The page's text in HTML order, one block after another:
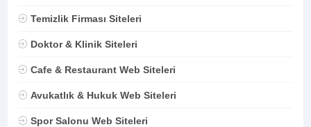
Temizlik Firması Siteleri
Doktor & Klinik Siteleri
Cafe & Restaurant Web Siteleri
Avukatlık & Hukuk Web Siteleri
Spor Salonu Web Siteleri